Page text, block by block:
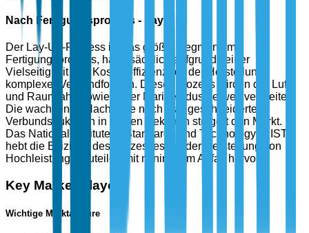
Nach Fertigungsprozess - Lay-Up
Der Lay-Up-Prozess ist das größte Segment im
Fertigungsprozess, hauptsächlich aufgrund seiner
Vielseitigkeit und Kosteneffizienz bei der Herstellung
komplexer Verbundformen. Dieser Prozess wird in der Luft-
und Raumfahrt sowie in der Marineindustrie weit verbreitet.
Die wachsende Nachfrage nach maßgeschneiderten
Verbundstrukturen in diesen Sektoren steigert den Markt.
Das National Institute of Standards and Technology (NIST)
hebt die Effizienz des Prozesses bei der Herstellung von
Hochleistungsbauteilen mit minimalem Abfall hervor.
Key Market Players
Wichtige Marktakteure